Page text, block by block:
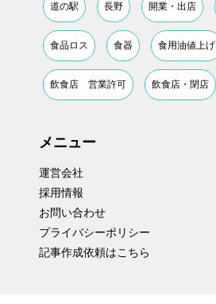
道の駅 長野 開業・出店
食品ロス 食器 食用油値上げ
飲食店 営業許可 飲食店・閉店
メニュー
運営会社
採用情報
お問い合わせ
プライバシーポリシー
記事作成依頼はこちら